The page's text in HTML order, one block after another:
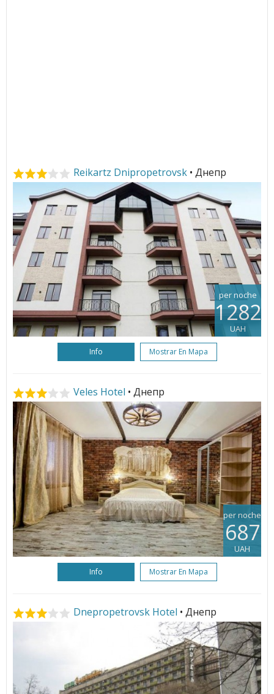
Reikartz Dnipropetrovsk • Днепр
per noche
1282
UAH
Info Mostrar En Mapa
Veles Hotel • Днепр
per noche
687
UAH
Info Mostrar En Mapa
Dnepropetrovsk Hotel • Днепр